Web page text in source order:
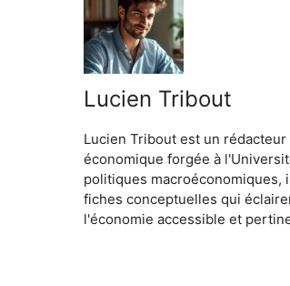
Lucien Tribout
Lucien Tribout est un
économique forgée à
politiques
fiches conceptuelles qui
l'économie accessible et